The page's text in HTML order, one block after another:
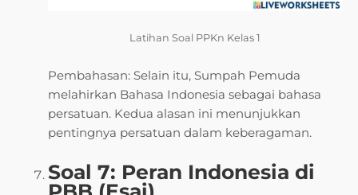
Latihan Soal PPKn Kelas 1
Pembahasan: Selain itu, Sumpah Pemuda
melahirkan Bahasa Indonesia sebagai bahasa
persatuan. Kedua alasan ini menunjukkan
pentingnya persatuan dalam keberagaman.
Soal 7: Peran Indonesia di